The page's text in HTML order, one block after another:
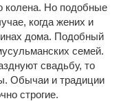
колена. Но подобные
когда жених и
дома. Подобный
семей.
свадьбу, то
Обычаи и традиции
строгие.